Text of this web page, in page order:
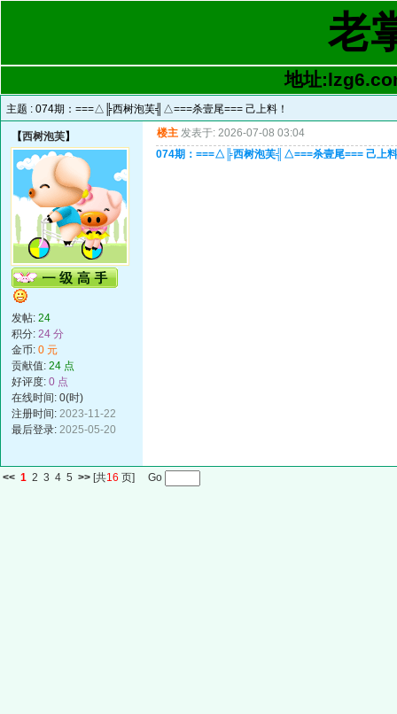
老
地址
主题 : 074期：===△╠西树泡芙╣△===杀壹尾=== 己上料！
【西树泡芙】
发帖: 24
积分: 24 分
金币: 0 元
贡献值: 24 点
好评度: 0 点
在线时间: 0(时)
注册时间: 2023-11-22
最后登录: 2025-05-20
楼主 发表于: 2026-07-08 03:04
074期：===△╠西树泡芙╣△===杀壹尾=== 己上
<< 1 2 3 4 5 >> [共16 页] Go